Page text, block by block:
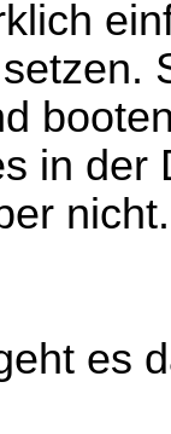
in der
nicht.
es